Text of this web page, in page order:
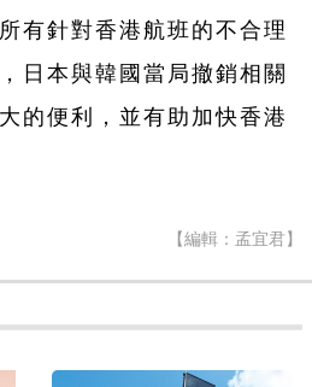
有針對香港航班的不合理
日本與韓國當局撤銷相關
的便利，並有助加快香港
【編輯：孟宜君】